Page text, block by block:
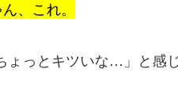
、これ。
ょっとキツいな…」と感